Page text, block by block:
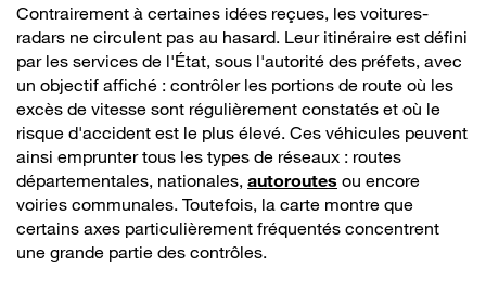
Contrairement à certaines idées reçues, les voitures-
radars ne circulent pas au hasard. Leur itinéraire est défini
par les services de l'État, sous l'autorité des préfets, avec
un objectif affiché : contrôler les portions de route où les
excès de vitesse sont régulièrement constatés et où le
risque d'accident est le plus élevé. Ces véhicules peuvent
ainsi emprunter tous les types de réseaux : routes
départementales, nationales, autoroutes ou encore
voiries communales. Toutefois, la carte montre que
certains axes particulièrement fréquentés concentrent
une grande partie des contrôles.